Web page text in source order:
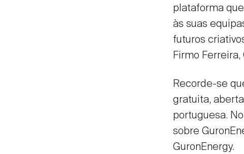
plataforma
às suas
futuros
Firmo
Recorde-se
gratuita,
portuguesa.
sobre
GuronEnergy.